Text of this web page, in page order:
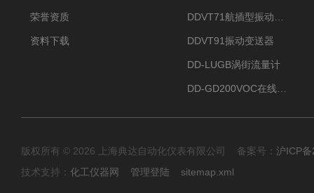
荣誉资质
资料下载 DDVT91振动变送器
DD-LUGB涡街流量计
版权所有 © 2026 上海典达自动化仪表有限公司 备案号： 沪ICP
技术支持： 化工仪器网 管理登陆 sitemap.xml